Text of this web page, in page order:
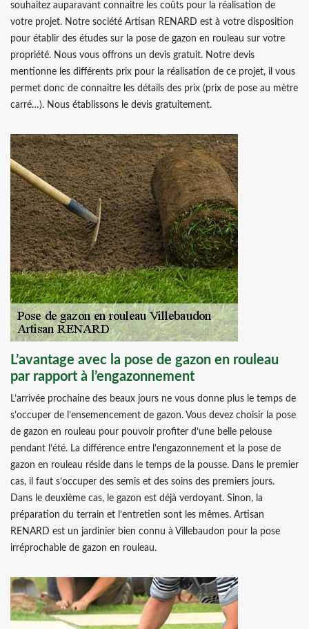
souhaitez auparavant connaitre les coûts pour la réalisation de
votre projet. Notre société Artisan RENARD est à votre disposition
pour établir des études sur la pose de gazon en rouleau sur votre
propriété. Nous vous offrons un devis gratuit. Notre devis
mentionne les différents prix pour la réalisation de ce projet, il vous
permet donc de connaitre les détails des prix (prix de pose au mètre
carré…). Nous établissons le devis gratuitement.
L’avantage avec la pose de gazon en rouleau
par rapport à l’engazonnement
L’arrivée prochaine des beaux jours ne vous donne plus le temps de
s’occuper de l’ensemencement de gazon. Vous devez choisir la pose
de gazon en rouleau pour pouvoir profiter d’une belle pelouse
pendant l’été. La différence entre l’engazonnement et la pose de
gazon en rouleau réside dans le temps de la pousse. Dans le premier
cas, il faut s’occuper des semis et des soins des premiers jours.
Dans le deuxième cas, le gazon est déjà verdoyant. Sinon, la
préparation du terrain et l’entretien sont les mêmes. Artisan
RENARD est un jardinier bien connu à Villebaudon pour la pose
irréprochable de gazon en rouleau.